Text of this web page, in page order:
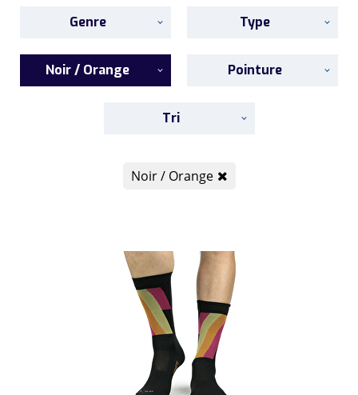
Genre Type
Noir / Orange Pointure
Tri
Noir / Orange